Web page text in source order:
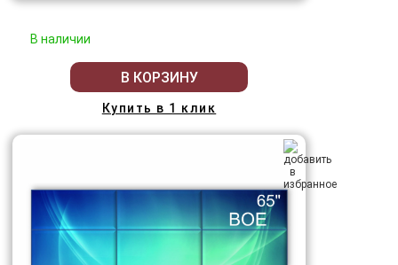
В наличии
В КОРЗИНУ
Купить в 1 клик